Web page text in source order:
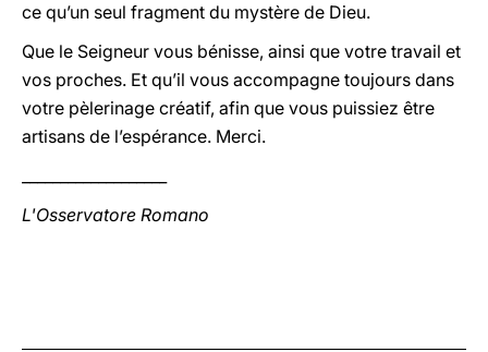
ce qu’un seul fragment du mystère de Dieu.
Que le Seigneur vous bénisse, ainsi que votre travail et
vos proches. Et qu’il vous accompagne toujours dans
votre pèlerinage créatif, afin que vous puissiez être
artisans de l’espérance. Merci.
L'Osservatore Romano